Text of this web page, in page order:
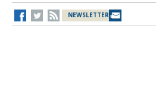
NEWSLETTER